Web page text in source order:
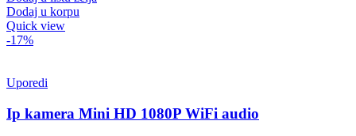
Dodaj u korpu
Quick view
-17%
Uporedi
Ip kamera Mini HD 1080P WiFi audio